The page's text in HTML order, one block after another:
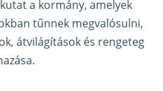
a kormány, amelyek
tűnnek megvalósulni,
átvilágítások és rengeteg